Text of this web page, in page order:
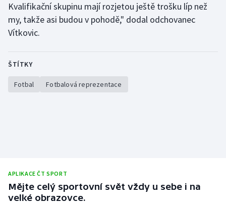
Kvalifikační skupinu mají rozjetou ještě trošku líp než
my, takže asi budou v pohodě," dodal odchovanec
Vítkovic.
ŠTÍTKY
Fotbal Fotbalová reprezentace
APLIKACE ČT SPORT
Mějte celý sportovní svět vždy u sebe i na
velké obrazovce.